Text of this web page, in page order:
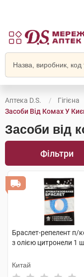
Аптека D.S. Гігієна
Засоби Від Комах У
Засоби від
Фільтри
Браслет-репелент п/
з олією цитронели 1
Китай